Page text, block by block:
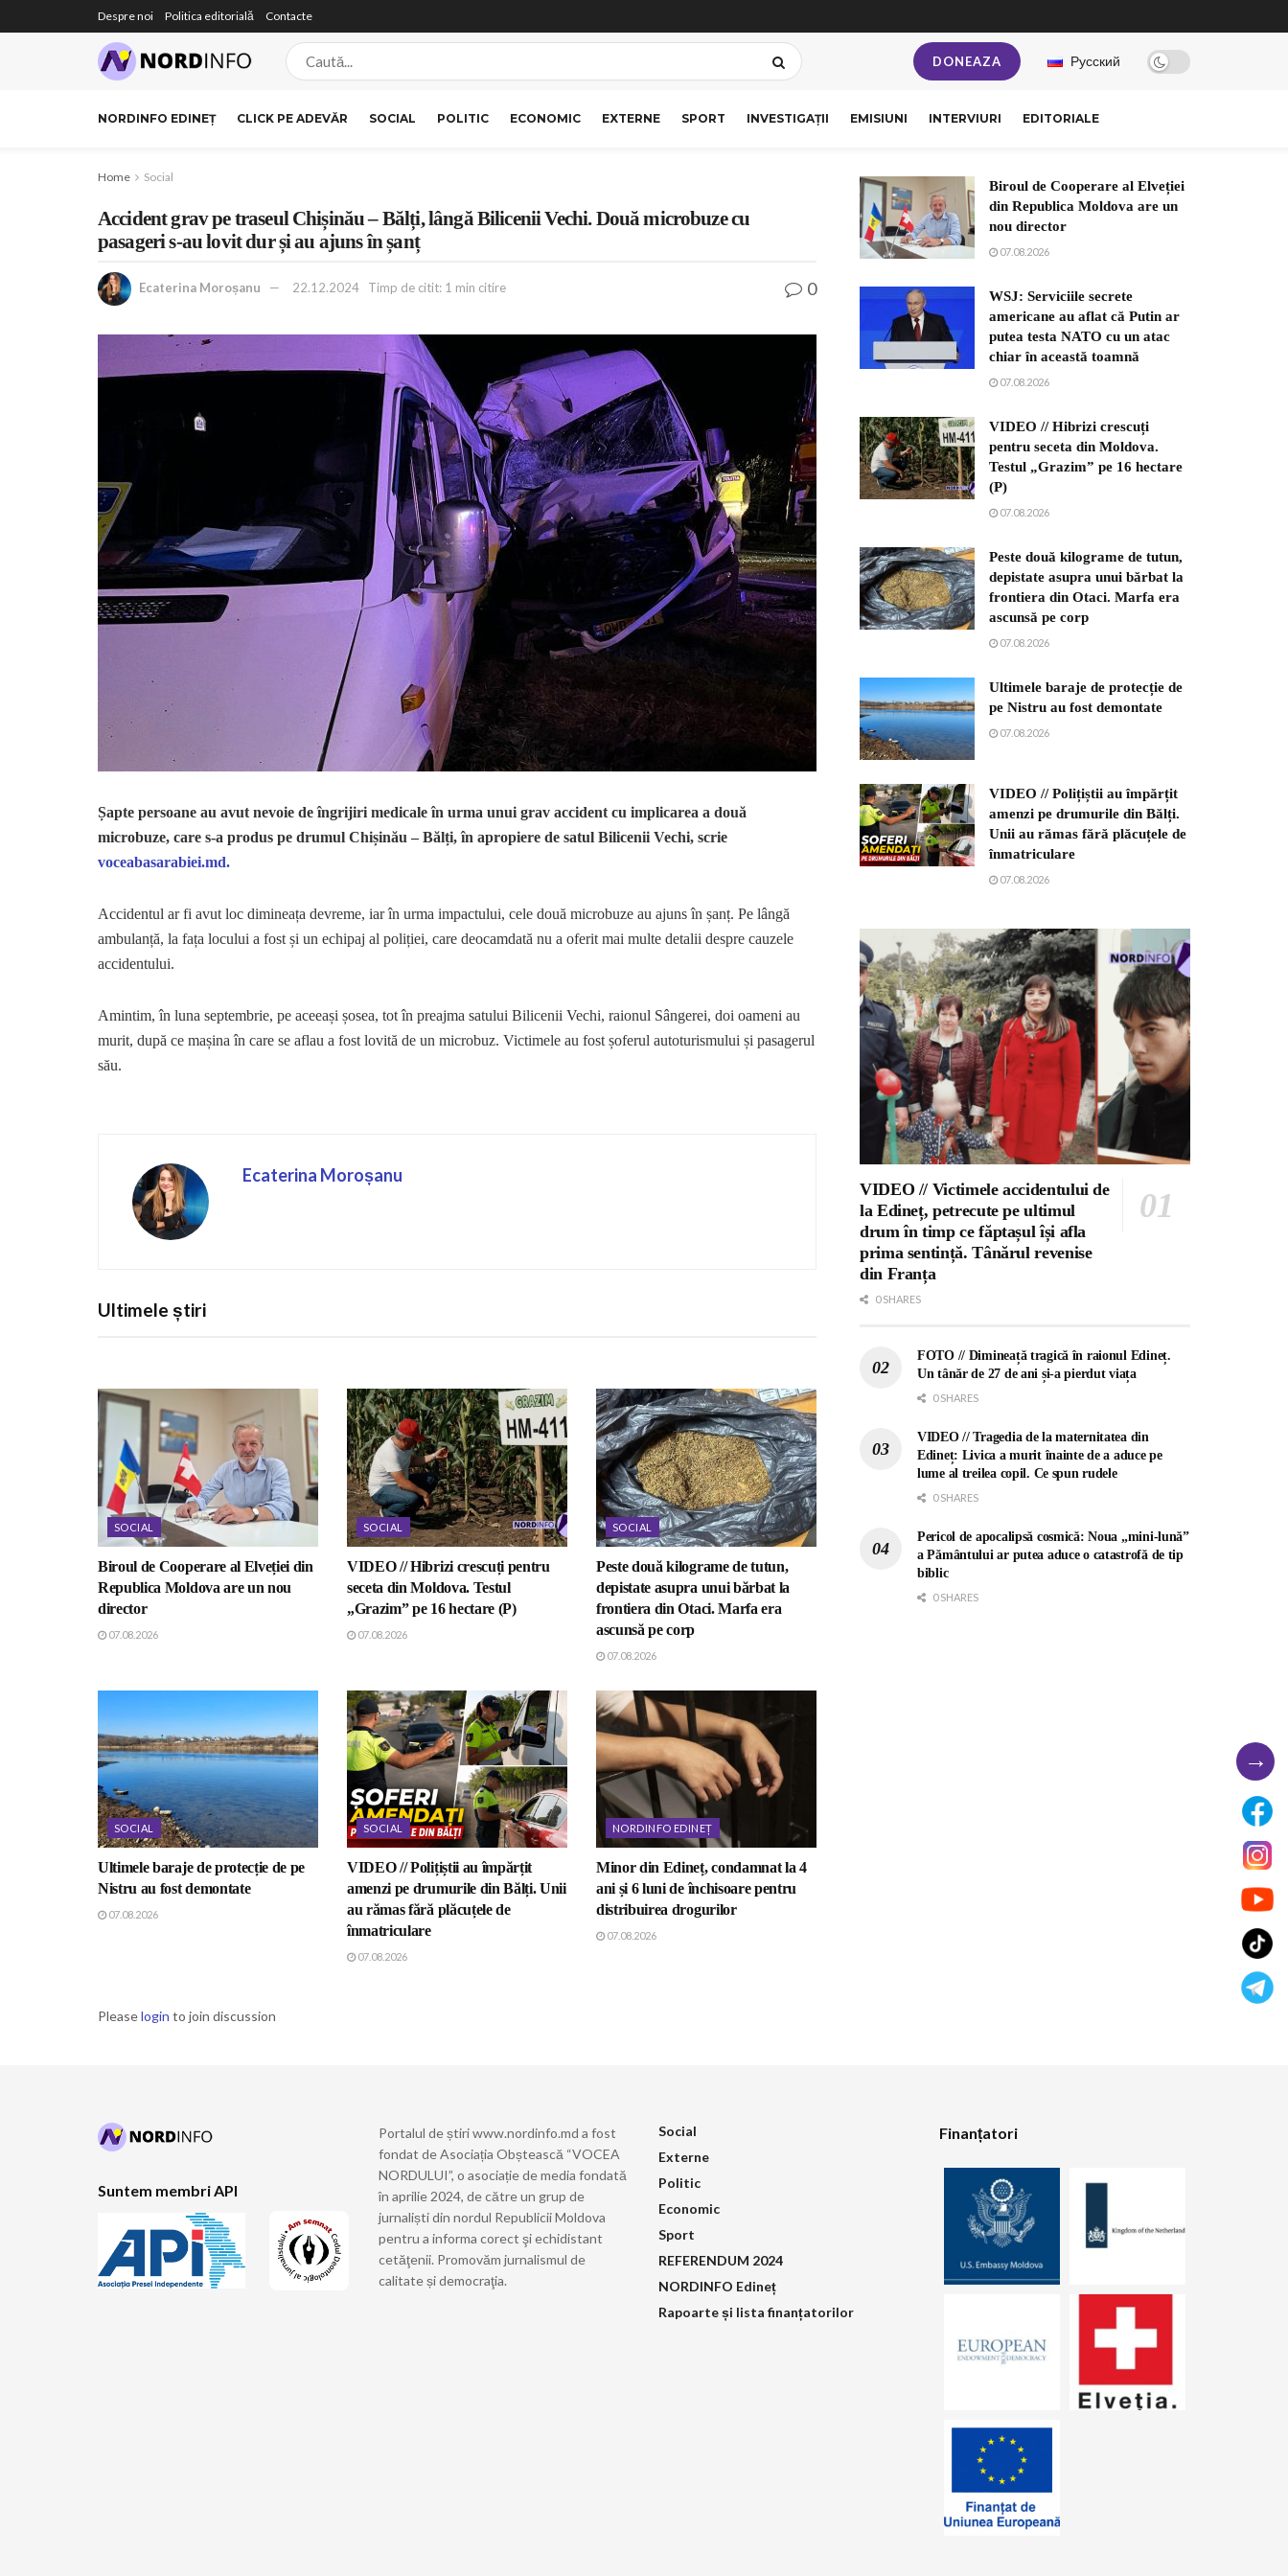
Despre noi Politica editorială Contacte
DONEAZA Русский
NORDINFO EDINEȚ CLICK PE ADEVĂR SOCIAL POLITIC ECONOMIC EXTERNE SPORT INVESTIGAȚII EMISIUNI INTERVIURI EDITORIALE
Home Social
Accident grav pe traseul Chișinău – Bălți, lângă Bilicenii Vechi. Două microbuze cu
pasageri s-au lovit dur și au ajuns în șanț
Ecaterina Moroșanu 22.12.2024 Timp de citit: 1 min citire 0
Șapte persoane au avut nevoie de îngrijiri medicale în urma unui grav accident cu implicarea a două
microbuze, care s-a produs pe drumul Chișinău – Bălți, în apropiere de satul Bilicenii Vechi, scrie
voceabasarabiei.md.
Accidentul ar fi avut loc dimineața devreme, iar în urma impactului, cele două microbuze au ajuns în șanț. Pe lângă
ambulanță, la fața locului a fost și un echipaj al poliției, care deocamdată nu a oferit mai multe detalii despre cauzele
accidentului.
Amintim, în luna septembrie, pe aceeași șosea, tot în preajma satului Bilicenii Vechi, raionul Sângerei, doi oameni au
murit, după ce mașina în care se aflau a fost lovită de un microbuz. Victimele au fost șoferul autoturismului și pasagerul
său.
Ecaterina Moroșanu
Ultimele știri
SOCIAL
Biroul de Cooperare al Elveției din
Republica Moldova are un nou
director
07.08.2026
SOCIAL
VIDEO // Hibrizi crescuți pentru
seceta din Moldova. Testul
„Grazim” pe 16 hectare (P)
07.08.2026
SOCIAL
Peste două kilograme de tutun,
depistate asupra unui bărbat la
frontiera din Otaci. Marfa era
ascunsă pe corp
07.08.2026
SOCIAL
Ultimele baraje de protecție de pe
Nistru au fost demontate
07.08.2026
SOCIAL
VIDEO // Polițiștii au împărțit
amenzi pe drumurile din Bălți. Unii
au rămas fără plăcuțele de
înmatriculare
07.08.2026
NORDINFO EDINEȚ
Minor din Edineț, condamnat la 4
ani și 6 luni de închisoare pentru
distribuirea drogurilor
07.08.2026
Pleaselogin to join discussion
Biroul de Cooperare al Elveției
din Republica Moldova are un
nou director
07.08.2026
WSJ: Serviciile secrete
americane au aflat că Putin ar
putea testa NATO cu un atac
chiar în această toamnă
07.08.2026
VIDEO // Hibrizi crescuți
pentru seceta din Moldova.
Testul „Grazim” pe 16 hectare
(P)
07.08.2026
Peste două kilograme de tutun,
depistate asupra unui bărbat la
frontiera din Otaci. Marfa era
ascunsă pe corp
07.08.2026
Ultimele baraje de protecție de
pe Nistru au fost demontate
07.08.2026
VIDEO // Polițiștii au împărțit
amenzi pe drumurile din Bălți.
Unii au rămas fără plăcuțele de
înmatriculare
07.08.2026
VIDEO // Victimele accidentului de
la Edineț, petrecute pe ultimul
drum în timp ce făptașul își afla
prima sentință. Tânărul revenise
din Franța
0 SHARES
FOTO // Dimineață tragică în raionul Edineț.
Un tânăr de 27 de ani și-a pierdut viața
0 SHARES
VIDEO // Tragedia de la maternitatea din
Edineț: Livica a murit înainte de a aduce pe
lume al treilea copil. Ce spun rudele
0 SHARES
Pericol de apocalipsă cosmică: Noua „mini-lună”
a Pământului ar putea aduce o catastrofă de tip
biblic
0 SHARES
Suntem membri API
Portalul de știri www.nordinfo.md a fost
fondat de Asociația Obștească “VOCEA
NORDULUI”, o asociație de media fondată
în aprilie 2024, de către un grup de
jurnaliști din nordul Republicii Moldova
pentru a informa corect şi echidistant
cetăţenii. Promovăm jurnalismul de
calitate și democraţia.
Social
Externe
Politic
Economic
Sport
REFERENDUM 2024
NORDINFO Edineț
Rapoarte și lista finanțatorilor
Finanțatori
→